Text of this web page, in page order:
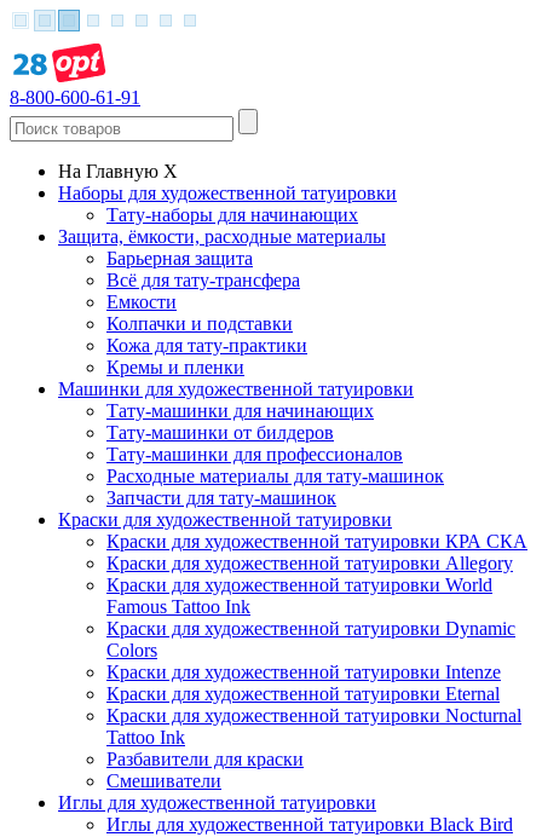
8-800-600-61-91
На Главную X
Наборы для художественной татуировки
Тату-наборы для начинающих
Защита, ёмкости, расходные материалы
Барьерная защита
Всё для тату-трансфера
Емкости
Колпачки и подставки
Кожа для тату-практики
Кремы и пленки
Машинки для художественной татуировки
Тату-машинки для начинающих
Тату-машинки от билдеров
Тату-машинки для профессионалов
Расходные материалы для тату-машинок
Запчасти для тату-машинок
Краски для художественной татуировки
Краски для художественной татуировки КРА СКА
Краски для художественной татуировки Allegory
Краски для художественной татуировки World
Famous Tattoo Ink
Краски для художественной татуировки Dynamic
Colors
Краски для художественной татуировки Intenze
Краски для художественной татуировки Eternal
Краски для художественной татуировки Nocturnal
Tattoo Ink
Разбавители для краски
Смешиватели
Иглы для художественной татуировки
Иглы для художественной татуировки Black Bird